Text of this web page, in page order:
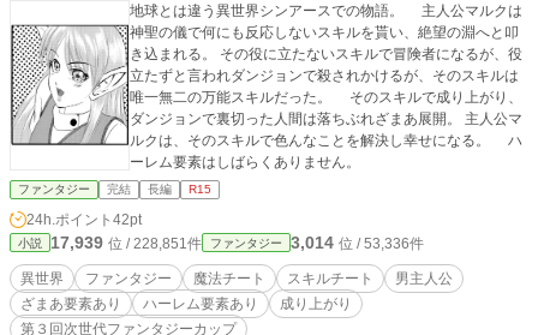
地球とは違う異世界シンアースでの物語。 主人公マルクは
神聖の儀で何にも反応しないスキルを貰い、絶望の淵へと叩
き込まれる。 その役に立たないスキルで冒険者になるが、役
立たずと言われダンジョンで殺されかけるが、そのスキルは
唯一無二の万能スキルだった。 そのスキルで成り上がり、
ダンジョンで裏切った人間は落ちぶれざまあ展開。 主人公マ
ルクは、そのスキルで色んなことを解決し幸せになる。 ハ
ーレム要素はしばらくありません。
ファンタジー 完結 長編 R15
24h.ポイント 42pt
小説 17,939 位 / 228,851件 ファンタジー 3,014 位 / 53,336件
異世界 ファンタジー 魔法チート スキルチート
男主人公
ざまあ要素あり
ハーレム要素あり
成り上がり
第３回次世代ファンタジーカップ